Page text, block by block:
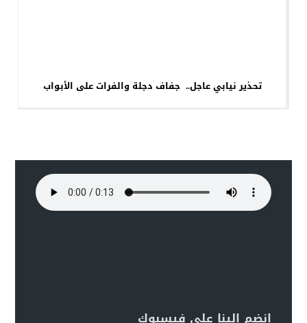
تحذير نيابي عاجل.. جفاف دجلة والفرات على الأبواب
انضم الينا على فيسبوك